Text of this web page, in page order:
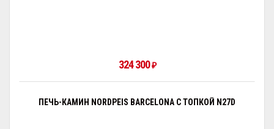
324 300 ₽
ПЕЧЬ-КАМИН NORDPEIS BARCELONA С ТОПКОЙ N27D